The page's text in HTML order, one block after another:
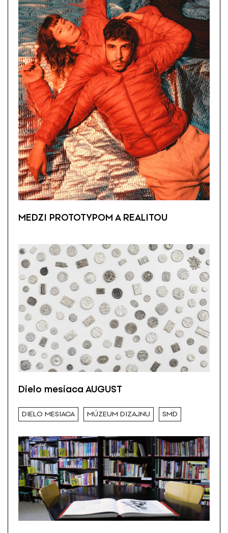
MEDZI PROTOTYPOM A REALITOU
Dielo mesiaca AUGUST
DIELO MESIACA MÚZEUM DIZAJNU SMD